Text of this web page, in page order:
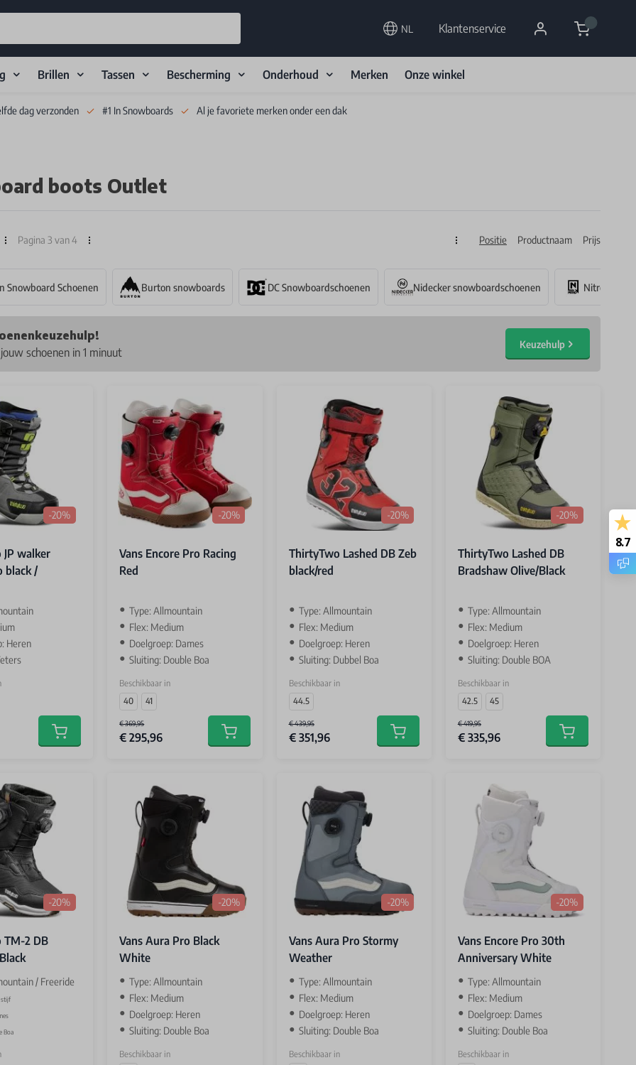
NL Klantenservice Cart
Brillen Tassen Bescherming Onderhoud Merken Onze winkel
dag verzonden #1 In Snowboards Al je favoriete merken onder een dak
boots Outlet
Pagina 3 van 4
Sorteren op
Positie Productnaam Prijs
Snowboard Schoenen Burton snowboards DC Snowboardschoenen Nidecker snowboardschoenen Nitro
schoenen in 1 minuut
Keuzehulp
-20%
walker
black /
Heren
Add to cart
-20%
Vans Encore Pro Racing
Red
Type: Allmountain
Flex: Medium
Doelgroep: Dames
Sluiting: Double Boa
Beschikbaar in
40
41
€ 369,95
€ 295,96 Add to cart
-20%
ThirtyTwo Lashed DB Zeb
black/red
Type: Allmountain
Flex: Medium
Doelgroep: Heren
Sluiting: Dubbel Boa
Beschikbaar in
44.5
€ 439,95
€ 351,96 Add to cart
-20%
ThirtyTwo Lashed DB
Bradshaw Olive/Black
Type: Allmountain
Flex: Medium
Doelgroep: Heren
Sluiting: Double BOA
Beschikbaar in
42.5
45
€ 419,95
€ 335,96 Add to cart
-20%
2 DB
/ Freeride
stijf
Boa
-20%
Vans Aura Pro Black
White
Type: Allmountain
Flex: Medium
Doelgroep: Heren
Sluiting: Double Boa
Beschikbaar in
-20%
Vans Aura Pro Stormy
Weather
Type: Allmountain
Flex: Medium
Doelgroep: Heren
Sluiting: Double Boa
Beschikbaar in
-20%
Vans Encore Pro 30th
Anniversary White
Type: Allmountain
Flex: Medium
Doelgroep: Dames
Sluiting: Double Boa
Beschikbaar in
8.7